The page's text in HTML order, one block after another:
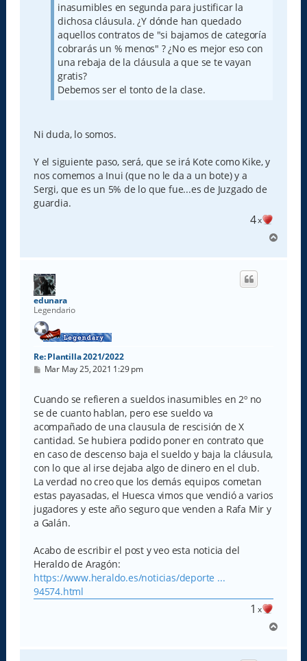
inasumibles en segunda para justificar la
dichosa cláusula. ¿Y dónde han quedado
aquellos contratos de "si bajamos de categoría
cobrarás un % menos" ? ¿No es mejor eso con
una rebaja de la cláusula a que se te vayan
gratis?
Debemos ser el tonto de la clase.
Ni duda, lo somos.
Y el siguiente paso, será, que se irá Kote como Kike, y
nos comemos a Inui (que no le da a un bote) y a
Sergi, que es un 5% de lo que fue...es de Juzgado de
guardia.
4x
r
edunara
Legendario
Re: Plantilla 2021/2022
M
s
a
j
e
Mar May 25, 2021 1:29 pm
Cuando se refieren a sueldos inasumibles en 2º no
se de cuanto hablan, pero ese sueldo va
acompañado de una clausula de rescisión de X
cantidad. Se hubiera podido poner en contrato que
en caso de descenso baja el sueldo y baja la cláusula,
con lo que al irse dejaba algo de dinero en el club.
La verdad no creo que los demás equipos cometan
estas payasadas, el Huesca vimos que vendió a varios
jugadores y este año seguro que venden a Rafa Mir y
a Galán.
Acabo de escribir el post y veo esta noticia del
Heraldo de Aragón:
https://www.heraldo.es/noticias/deporte ...
94574.html
1 x
r